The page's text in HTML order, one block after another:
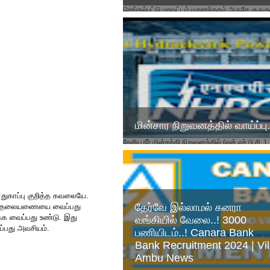
குறித்த கவலையே.
தலையணையை வைப்பது
வைப்பது உண்டு. இது
அவசியம்.
செங்கல்பட்டு மாவட்டம் மதுராந்தகம் அருகே
மதுராந்தகம் சூனாம்பேடு சாலையில்
கிளம்பாக்கத்திலிருந்து முகையூர் நோக்கி சென்ற
எண் 81 M...
மின்சார நிறுவனத்தில்
தேசிய நீர் மின்சக்தி நிறுவனத்தில் (என்.எச்.பி.சி.,)
காலியிடங்களுக்கு விண்ணப்பங்கள்
வரவேற்கப்படுகின்றன. சீனியர் அக்கவுன்டன்ட் 10,
மொழி...
தேர்வே இல்லாமல் கனரா
வங்கியில் வேலை..! 3000
பணியிடம்..! Canara Bank
Bank Recruitment 2024 | Vil
Ambu News